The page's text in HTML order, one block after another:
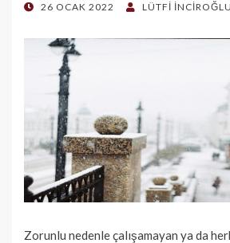
POSTED
26 OCAK 2022 LÜTFI İNCIROĞLU
Zorunlu nedenle çalışamayan ya da